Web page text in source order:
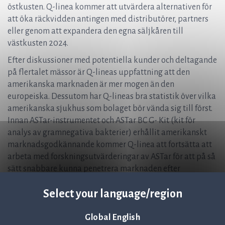
Select your language/region
Global English
östkusten. Q-linea kommer att utvärdera alternativen för
att öka räckvidden antingen med distributörer, partners
eller genom att expandera den egna säljkåren till
västkusten 2024.
Efter diskussioner med potentiella kunder och deltagande
på flertalet mässor är Q-lineas uppfattning att den
amerikanska marknaden är mer mogen än den
europeiska. Dessutom har Q-lineas bra statistik över vilka
amerikanska sjukhus som bolaget bör vända sig till först.
Innan ASTar-instrumentet och ASTar BC G- Kit (kit för
analys av gramnegativa bakterier) erhållit amerikanskt
marknadsgodkännande kommer Q-linea att fortsätta att
arbeta med forskningsutvärderingar av ASTar för att på så
sätt snabbare kunna penetrera marknaden efter
Utökad lånefacilitet
ut och har utökat den tidigare kommunicerade initiala